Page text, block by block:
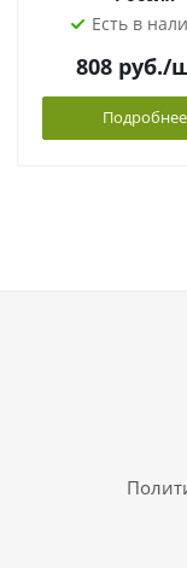
Есть в
808 руб./
Подробнее